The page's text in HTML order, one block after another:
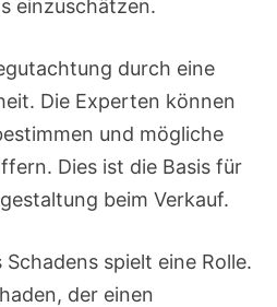
einzuschätzen.
durch eine
Die Experten können
und mögliche
Dies ist die Basis für
beim Verkauf.
spielt eine Rolle.
der einen